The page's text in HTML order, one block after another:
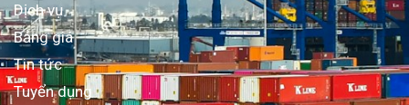
Dịch vụ
Bảng giá
Tin tức
Tuyển dụng